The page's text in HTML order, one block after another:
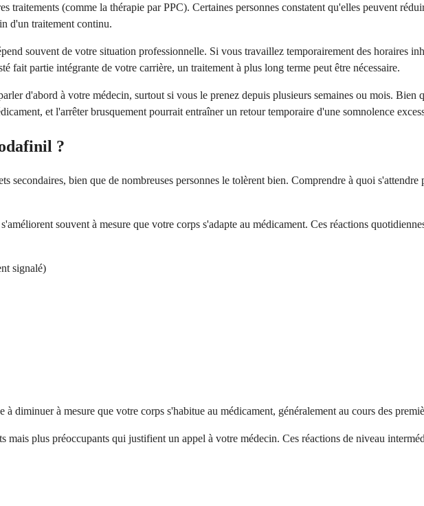
traitements (comme la thérapie par PPC). Certaines personnes constatent qu'elles peuvent
d'un traitement continu.
souvent de votre situation professionnelle. Si vous travaillez temporairement des horaires
fait partie intégrante de votre carrière, un traitement à plus long terme peut être nécessaire.
d'abord à votre médecin, surtout si vous le prenez depuis plusieurs semaines ou mois. Bien
et l'arrêter brusquement pourrait entraîner un retour temporaire d'une somnolence
?
secondaires, bien que de nombreuses personnes le tolèrent bien. Comprendre à quoi s'attendre
souvent à mesure que votre corps s'adapte au médicament. Ces réactions
signalé)
diminuer à mesure que votre corps s'habitue au médicament, généralement au cours des
mais plus préoccupants qui justifient un appel à votre médecin. Ces réactions de niveau